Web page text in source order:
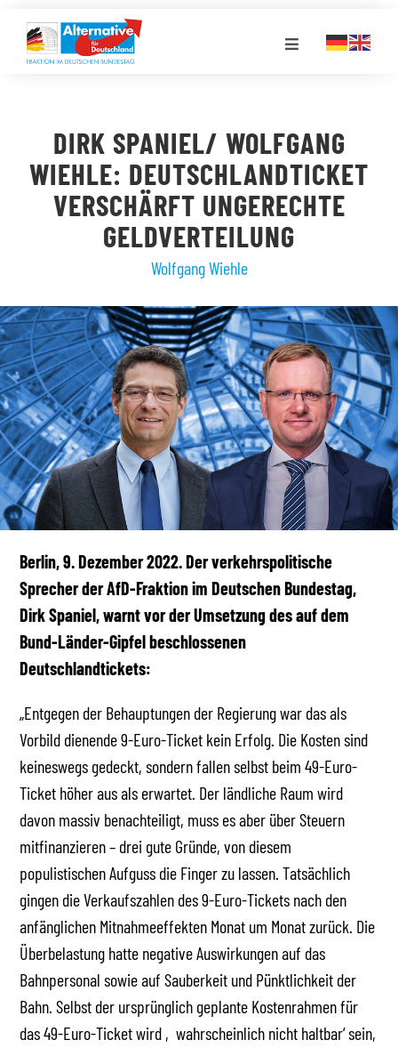
Inhalt
springen
Toggle
LANDESGRUPPEN
VERANSTALTUNGEN
STELLENPORTAL
MEDIATHEK
DIRK SPANIEL/ WOLFGANG
WIEHLE: DEUTSCHLANDTICKET
VERSCHÄRFT UNGERECHTE
GELDVERTEILUNG
Wolfgang Wiehle
Berlin, 9. Dezember 2022.Der verkehrspolitische
Sprecher der AfD-Fraktion im Deutschen Bundestag,
Dirk Spaniel, warnt vor der Umsetzung des auf dem
Bund-Länder-Gipfel beschlossenen
Deutschlandtickets:
„Entgegen der Behauptungen der Regierung war das als
Vorbild dienende 9-Euro-Ticket kein Erfolg. Die Kosten sind
keineswegs gedeckt, sondern fallen selbst beim 49-Euro-
Ticket höher aus als erwartet. Der ländliche Raum wird
davon massiv benachteiligt, muss es aber über Steuern
mitfinanzieren – drei gute Gründe, von diesem
populistischen Aufguss die Finger zu lassen. Tatsächlich
gingen die Verkaufszahlen des 9-Euro-Tickets nach den
anfänglichen Mitnahmeeffekten Monat um Monat zurück. Die
Überbelastung hatte negative Auswirkungen auf das
Bahnpersonal sowie auf Sauberkeit und Pünktlichkeit der
Bahn. Selbst der ursprünglich geplante Kostenrahmen für
das 49-Euro-Ticket wird ‚wahrscheinlich nicht haltbar‘ sein,